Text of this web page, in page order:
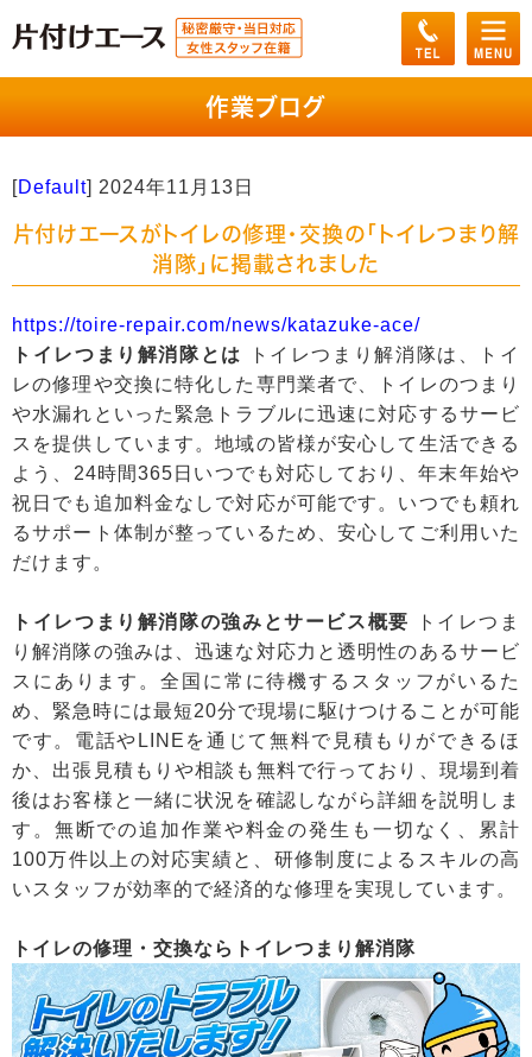
作業ブログ
[Default] 2024年11月13日
片付けエースがトイレの修理・交換の「トイレつまり解
消隊」に掲載されました
https://toire-repair.com/news/katazuke-ace/
トイレつまり解消隊とは
トイレつまり解消隊は、トイ
レの修理や交換に特化した専門業者で、トイレのつまり
や水漏れといった緊急トラブルに迅速に対応するサービ
スを提供しています。地域の皆様が安心して生活できる
よう、24時間365日いつでも対応しており、年末年始や
祝日でも追加料金なしで対応が可能です。いつでも頼れ
るサポート体制が整っているため、安心してご利用いた
だけます。
トイレつまり解消隊の強みとサービス概要
トイレつま
り解消隊の強みは、迅速な対応力と透明性のあるサービ
スにあります。全国に常に待機するスタッフがいるた
め、緊急時には最短20分で現場に駆けつけることが可能
です。電話やLINEを通じて無料で見積もりができるほ
か、出張見積もりや相談も無料で行っており、現場到着
後はお客様と一緒に状況を確認しながら詳細を説明しま
す。無断での追加作業や料金の発生も一切なく、累計
100万件以上の対応実績と、研修制度によるスキルの高
いスタッフが効率的で経済的な修理を実現しています。
トイレの修理・交換ならトイレつまり解消隊